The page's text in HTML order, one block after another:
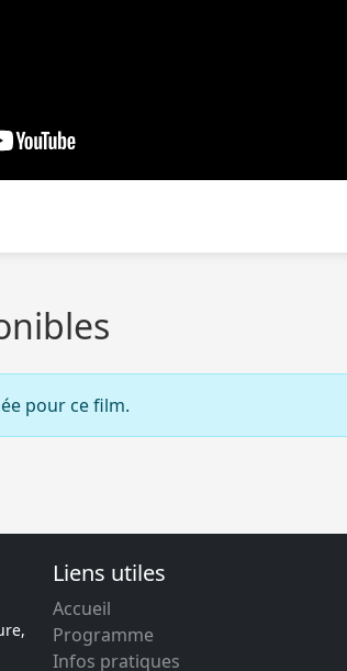
pour ce film.
Liens utiles
Accueil
Programme
Infos pratiques